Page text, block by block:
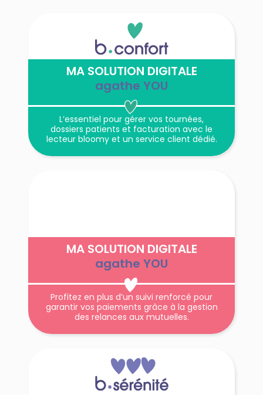
MA SOLUTION DIGITALE
agathe YOU
L’essentiel pour gérer vos tournées,
dossiers patients et facturation avec le
lecteur bloomy et un service client dédié.
MA SOLUTION DIGITALE
agathe YOU
Profitez en plus d’un suivi renforcé pour
garantir vos paiements grâce à la gestion
des relances aux mutuelles.